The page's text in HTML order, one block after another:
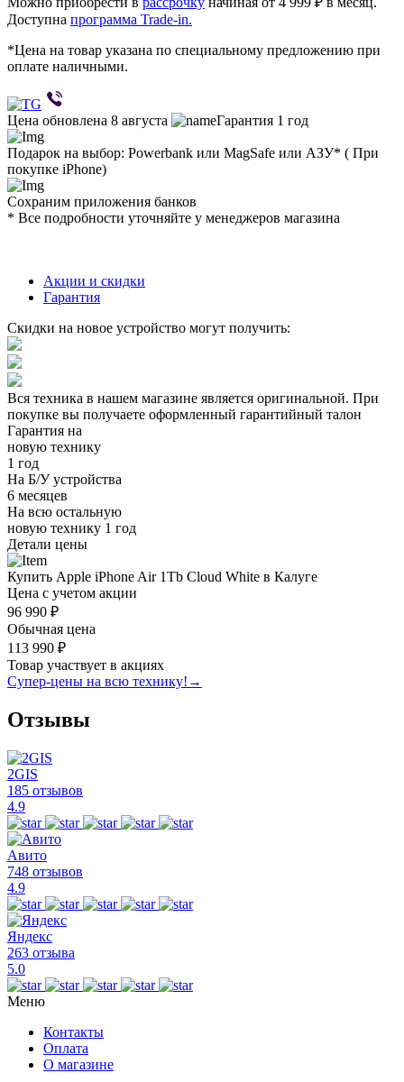
Доступна программа Trade-in.
*Цена на товар указана по специальному предложению при
оплате наличными.
Цена обновлена 8 августа Гарантия 1 год
Подарок на выбор: Powerbank или MagSafe или AЗУ* ( При
покупке iPhone)
Сохраним приложения банков
* Все подробности уточняйте у менеджеров магазина
Акции и скидки
Гарантия
Скидки на новое устройство могут получить:
Вся техника в нашем магазине является оригинальной. При
покупке вы получаете оформленный гарантийный талон
Гарантия на
новую технику
1 год
На Б/У устройства
6 месяцев
На всю остальную
новую технику 1 год
Детали цены
Купить Apple iPhone Air 1Tb Cloud White в Калуге
Цена с учетом акции
96 990 ₽
Обычная цена
113 990 ₽
Товар участвует в акциях
Супер-цены на всю технику! →
Отзывы
2GIS
185 отзывов
4.9
Авито
748 отзывов
4.9
Яндекс
263 отзыва
5.0
Меню
Контакты
Оплата
О магазине